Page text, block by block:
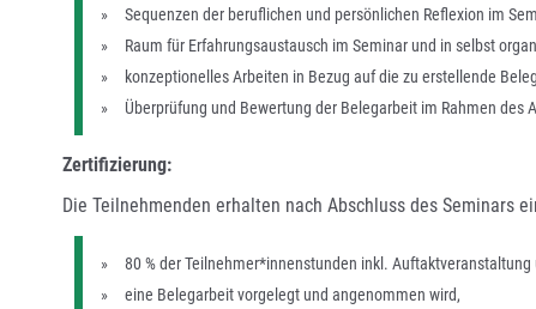
Sequenzen der beruflichen und persönlichen Reflexion im
Raum für Erfahrungsaustausch im Seminar und in selbst
konzeptionelles Arbeiten in Bezug auf die zu erstellende
Überprüfung und Bewertung der Belegarbeit im Rahmen des
Zertifizierung:
Die Teilnehmenden erhalten nach Abschluss des Seminars
80 % der Teilnehmer*innenstunden inkl.
eine Belegarbeit vorgelegt und angenommen wird,